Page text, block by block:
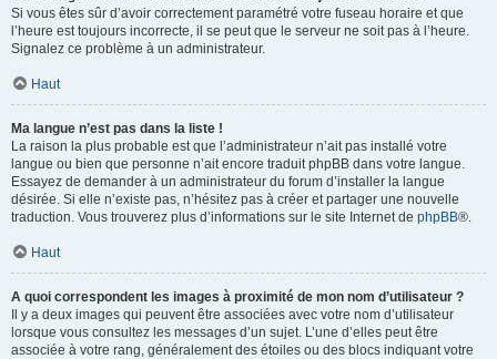
Si vous êtes sûr d’avoir correctement paramétré votre fuseau horaire et que
l’heure est toujours incorrecte, il se peut que le serveur ne soit pas à l’heure.
Signalez ce problème à un administrateur.
Haut
Ma langue n’est pas dans la liste !
La raison la plus probable est que l’administrateur n’ait pas installé votre
langue ou bien que personne n’ait encore traduit phpBB dans votre langue.
Essayez de demander à un administrateur du forum d’installer la langue
désirée. Si elle n’existe pas, n’hésitez pas à créer et partager une nouvelle
traduction. Vous trouverez plus d’informations sur le site Internet de phpBB®.
Haut
A quoi correspondent les images à proximité de mon nom d’utilisateur ?
Il y a deux images qui peuvent être associées avec votre nom d’utilisateur
lorsque vous consultez les messages d’un sujet. L’une d’elles peut être
associée à votre rang, généralement des étoiles ou des blocs indiquant votre